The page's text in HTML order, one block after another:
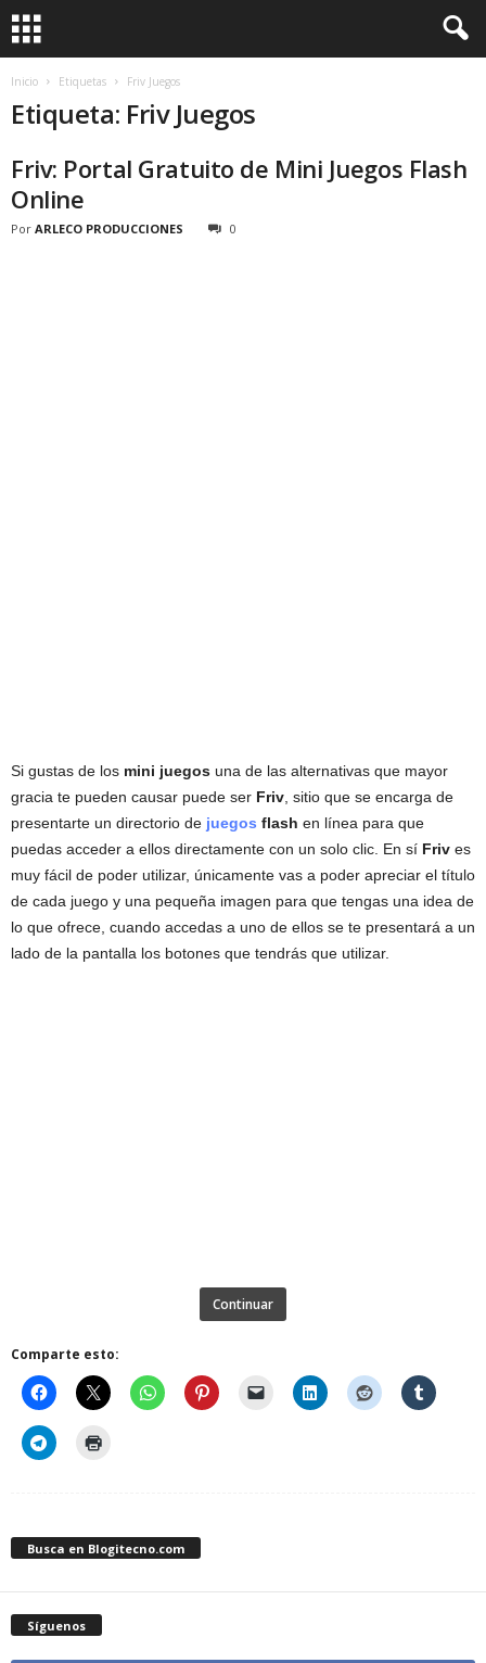
Inicio Etiquetas Friv Juegos
Etiqueta: Friv Juegos
Friv: Portal Gratuito de Mini Juegos Flash
Online
Por ARLECO PRODUCCIONES 0
Si gustas de los mini juegos una de las alternativas que mayor
gracia te pueden causar puede ser Friv , sitio que se encarga de
presentarte un directorio de juegos flash en línea para que
puedas acceder a ellos directamente con un solo clic. En sí Friv es
muy fácil de poder utilizar, únicamente vas a poder apreciar el título
de cada juego y una pequeña imagen para que tengas una idea de
lo que ofrece, cuando accedas a uno de ellos se te presentará a un
lado de la pantalla los botones que tendrás que utilizar.
Continuar
Comparte esto:
Busca en Blogitecno.com
Síguenos